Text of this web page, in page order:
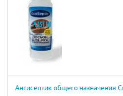
Антисептик общего назначения